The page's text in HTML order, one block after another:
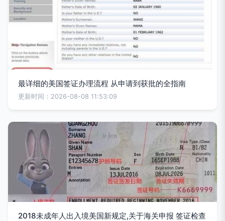
最详细的美国签证办理流程 从申请到获批的全指南
更新时间：2026-08-08 11:53:09
2018未成年人出入境美国新规定,关于海关申报 签证检查